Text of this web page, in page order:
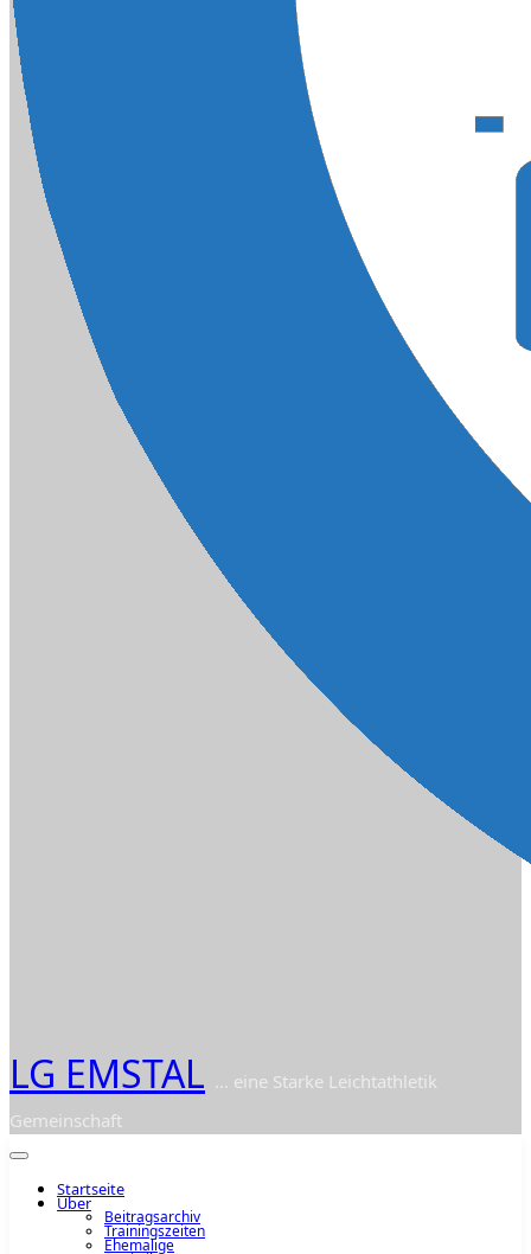
LG EMSTAL ... eine Starke Leichtathletik
Gemeinschaft
Startseite
Über
Beitragsarchiv
Trainingszeiten
Ehemalige